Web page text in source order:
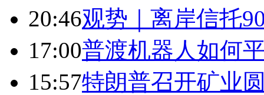
20:46观势｜离岸信托
17:00普渡机器人如何
15:57特朗普召开矿业